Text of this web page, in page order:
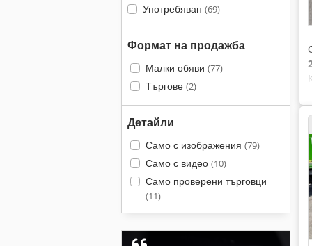
Употребяван (69)
Формат на продажба
Малки обяви (77)
Търгове (2)
Детайли
Само с изображения (79)
Само с видео (10)
Само проверени търговци
(11)